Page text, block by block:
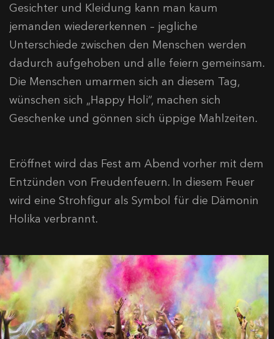
Gesichter und Kleidung kann man kaum
jemanden wiedererkennen – jegliche
Unterschiede zwischen den Menschen werden
dadurch aufgehoben und alle feiern gemeinsam.
Die Menschen umarmen sich an diesem Tag,
wünschen sich „Happy Holi“, machen sich
Geschenke und gönnen sich üppige Mahlzeiten.
Eröffnet wird das Fest am Abend vorher mit dem
Entzünden von Freudenfeuern. In diesem Feuer
wird eine Strohfigur als Symbol für die Dämonin
Holika verbrannt.